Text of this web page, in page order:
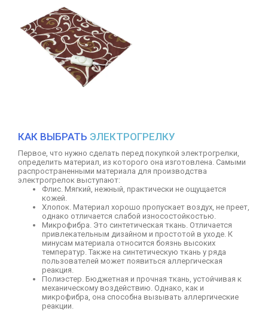
КАК ВЫБРАТЬ ЭЛЕКТРОГРЕЛКУ
Первое, что нужно сделать перед покупкой электрогрелки,
определить материал, из которого она изготовлена. Самыми
распространенными материала для производства
электрогрелок выступают:
Флис. Мягкий, нежный, практически не ощущается
кожей.
Хлопок. Материал хорошо пропускает воздух, не преет,
однако отличается слабой износостойкостью.
Микрофибра. Это синтетическая ткань. Отличается
привлекательным дизайном и простотой в уходе. К
минусам материала относится боязнь высоких
температур. Также на синтетическую ткань у ряда
пользователей может появиться аллергическая
реакция.
Полиэстер. Бюджетная и прочная ткань, устойчивая к
механическому воздействию. Однако, как и
микрофибра, она способна вызывать аллергические
реакции.